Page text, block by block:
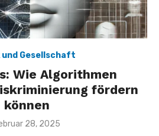
und Gesellschaft
Wie Algorithmen
fördern
können
28, 2025